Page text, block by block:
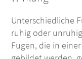
Unterschiedliche
ruhig oder
Fugen, die in